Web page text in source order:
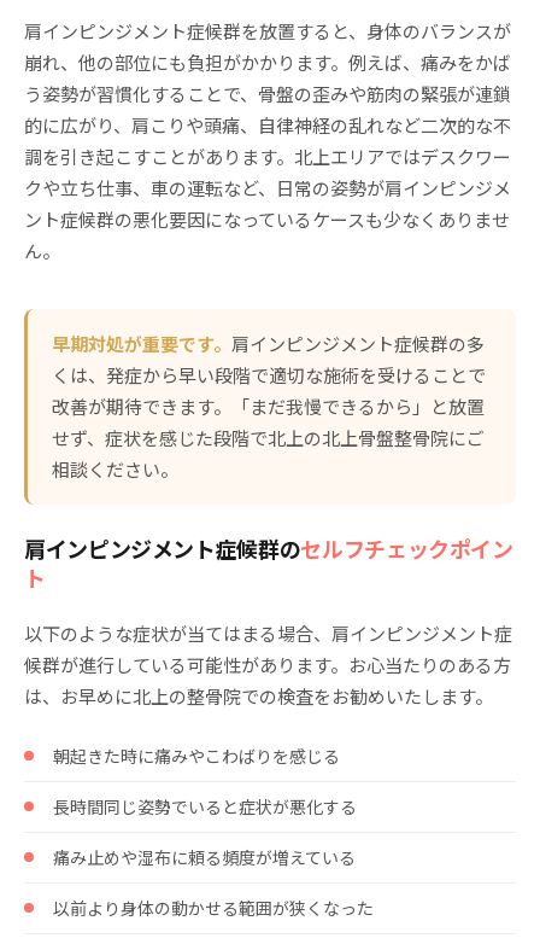
肩インピンジメント症候群を放置すると、身体のバランスが
崩れ、他の部位にも負担がかかります。例えば、痛みをかば
う姿勢が習慣化することで、骨盤の歪みや筋肉の緊張が連鎖
的に広がり、肩こりや頭痛、自律神経の乱れなど二次的な不
調を引き起こすことがあります。北上エリアではデスクワー
クや立ち仕事、車の運転など、日常の姿勢が肩インピンジメ
ント症候群の悪化要因になっているケースも少なくありませ
ん。
早期対処が重要です。 肩インピンジメント症候群の多
くは、発症から早い段階で適切な施術を受けることで
改善が期待できます。「まだ我慢できるから」と放置
せず、症状を感じた段階で北上の北上骨盤整骨院にご
相談ください。
肩インピンジメント症候群のセルフチェックポイン
ト
以下のような症状が当てはまる場合、肩インピンジメント症
候群が進行している可能性があります。お心当たりのある方
は、お早めに北上の整骨院での検査をお勧めいたします。
朝起きた時に痛みやこわばりを感じる
長時間同じ姿勢でいると症状が悪化する
痛み止めや湿布に頼る頻度が増えている
以前より身体の動かせる範囲が狭くなった